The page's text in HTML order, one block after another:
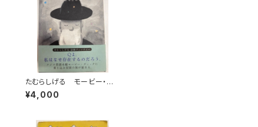
たむらしげる モービー・ディ
ック航海記 イラスト入りサ
イン 2005年 初版 帯
¥4,000